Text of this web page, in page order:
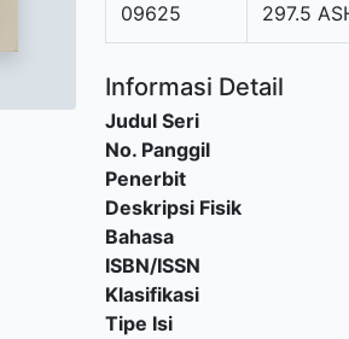
09625 297.5
Informasi Detail
Judul Seri
No. Panggil
Penerbit
Deskripsi Fisik
Bahasa
ISBN/ISSN
Klasifikasi
Tipe Isi